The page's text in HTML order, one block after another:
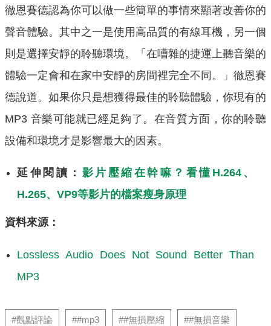
徹恩賽德認為你可以做一些簡單的事情來顯著改善你的
聲音體驗。其中之一是使用高品質的有線耳機，另一個
則是選擇安靜的聆聽環境。「在嘈雜的捷運上聽音樂的
體驗一定會和在家中安靜的房間裡完全不同。」徹恩賽
德說道。如果你只是想獲得最佳的聆聽體驗，你現有的
MP3 音樂可能就已經足夠了。在音質方面，你的聆聽
設備和環境才是影響最大的因素。
延伸閱讀： 影片壓縮在幹嘛？看懂H.264、
H.265、VP9等影片的檔案瘦身原理
資料來源：
Lossless Audio Does Not Sound Better Than
MP3
#觀點評論 ##mp3 ##無損壓縮 ##無損音樂